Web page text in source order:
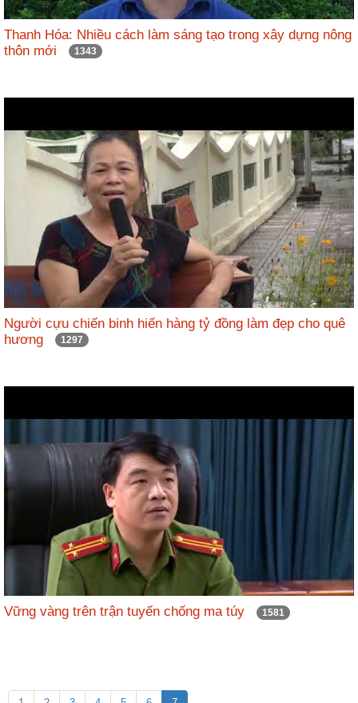
Thanh Hóa: Nhiều cách làm sáng tạo trong xây dựng nông
thôn mới
1343
Người cựu chiến binh hiến hàng tỷ đồng làm đẹp cho quê
hương
1297
Vững vàng trên trận tuyến chống ma túy 1581